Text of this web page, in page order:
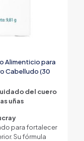
Alimenticio para
Cabelludo (30
del cuero
uñas
para fortalecer
Su fórmula